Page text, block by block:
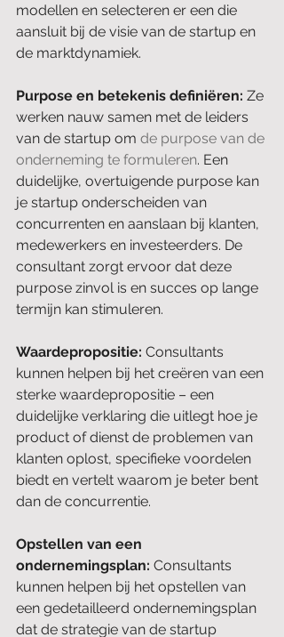
modellen en selecteren er een die
aansluit bij de visie van de startup en
de marktdynamiek.
Purpose en betekenis definiëren: Ze
werken nauw samen met de leiders
van de startup om de purpose van de
onderneming te formuleren. Een
duidelijke, overtuigende purpose kan
je startup onderscheiden van
concurrenten en aanslaan bij klanten,
medewerkers en investeerders. De
consultant zorgt ervoor dat deze
purpose zinvol is en succes op lange
termijn kan stimuleren.
Waardepropositie: Consultants
kunnen helpen bij het creëren van een
sterke waardepropositie – een
duidelijke verklaring die uitlegt hoe je
product of dienst de problemen van
klanten oplost, specifieke voordelen
biedt en vertelt waarom je beter bent
dan de concurrentie.
Opstellen van een
ondernemingsplan: Consultants
kunnen helpen bij het opstellen van
een gedetailleerd ondernemingsplan
dat de strategie van de startup